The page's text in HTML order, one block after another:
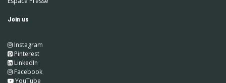
Join us
Instagram
Pinterest
LinkedIn
​ Facebook
YouTube